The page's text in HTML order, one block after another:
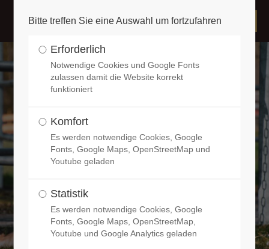
Bitte treffen Sie eine Auswahl um fortzufahren
Erforderlich
Notwendige Cookies und Google Fonts
zulassen damit die Website korrekt
funktioniert
Komfort
Es werden notwendige Cookies, Google
Fonts, Google Maps, OpenStreetMap und
Youtube geladen
Statistik
Es werden notwendige Cookies, Google
Fonts, Google Maps, OpenStreetMap,
Youtube und Google Analytics geladen